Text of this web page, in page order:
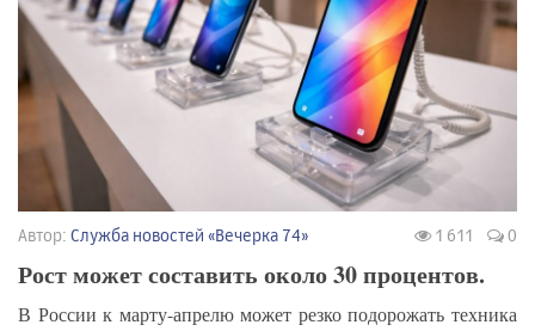
Автор: Служба новостей «Вечерка 74» 1 611 0
Рост может составить около 30 процентов.
В России к марту-апрелю может резко подорожать техника